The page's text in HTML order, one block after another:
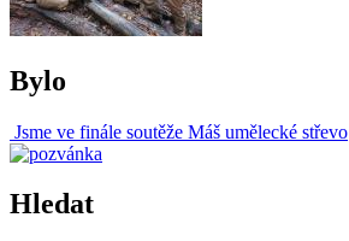
Bylo
Jsme ve finále soutěže Máš umělecké střevo
Hledat